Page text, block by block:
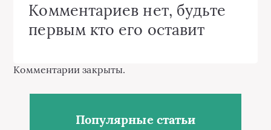
Комментариев нет, будьте
первым кто его оставит
Комментарии закрыты.
Популярные статьи